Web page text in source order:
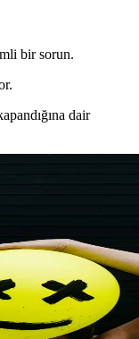
bir sorun.
dair